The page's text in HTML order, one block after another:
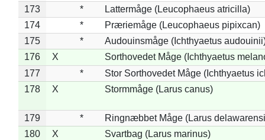
173
*
Lattermåge (Leucophaeus atricilla)
174
*
Præriemåge (Leucophaeus pipixcan)
175
*
Audouinsmåge (Ichthyaetus
176
X
Sorthovedet Måge (Ichthyaetus
177
*
Stor Sorthovedet Måge (Ichthyaetus
178
X Stormmåge (Larus canus)
179 *
Ringnæbbet Måge (Larus
180
X Svartbag (Larus marinus)